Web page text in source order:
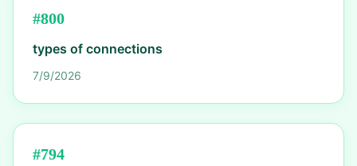
#800
types of connections
7/9/2026
#794